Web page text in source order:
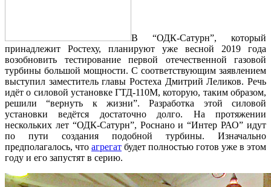
В “ОДК-Сатурн”, который
принадлежит Ростеху, планируют уже весной 2019 года
возобновить тестирование первой отечественной газовой
турбины большой мощности. С соответствующим заявлением
выступил заместитель главы Ростеха Дмитрий Леликов. Речь
идёт о силовой установке ГТД-110М, которую, таким образом,
решили “вернуть к жизни”. Разработка этой силовой
установки ведётся достаточно долго. На протяжении
нескольких лет “ОДК-Сатурн”, Роснано и “Интер РАО” идут
по пути создания подобной турбины. Изначально
предполагалось, что агрегат будет полностью готов уже в этом
году и его запустят в серию.